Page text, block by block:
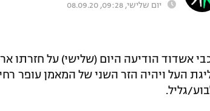
יום שלישי, 09:28, 08.09.20
אשדוד הודיעה היום (שלישי) על חזרתו
העל ויהיה הזר השני של המאמן עופר
גליל.